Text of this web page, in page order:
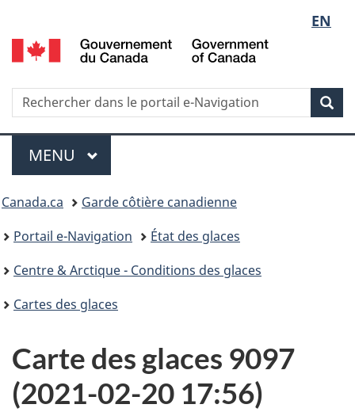
la
langue
EN
of
Recherche
Rechercher
dans
le
portail
Menu
MENU PRINCIPAL
Vous
êtes
ici
:
Canada.ca
Garde côtière canadienne
Portail e-Navigation
État des glaces
Centre & Arctique - Conditions des glaces
Cartes des glaces
Carte des glaces 9097
(2021-02-20 17:56)